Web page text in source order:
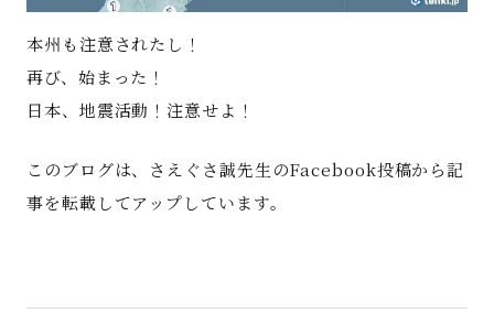
本州も注意されたし！
再び、始まった！
日本、地震活動！注意せよ！
このブログは、さえぐさ誠先生のFacebook投稿から記
事を転載してアップしています。